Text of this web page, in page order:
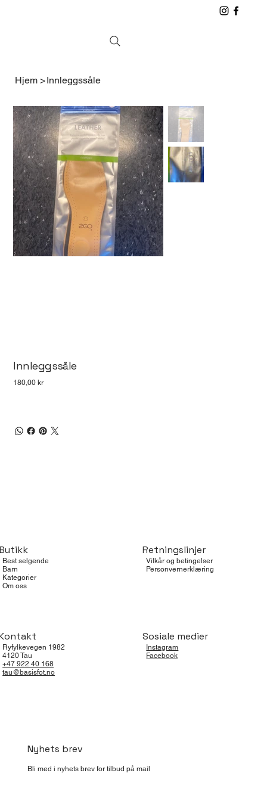
Hjem >Innleggssåle
Innleggssåle
Pris
180,00 kr
Best selgende
Barn
Kategorier
Om oss
Retningslinjer
Vilkår og betingelser
Personvernerklæring
Ryfylkevegen 1982
4120 Tau
+47 922 40 168
tau@basisfot.no
Sosiale medier
Instagram
Facebook
Nyhets brev
Bli med i nyhets brev for tilbud på mail